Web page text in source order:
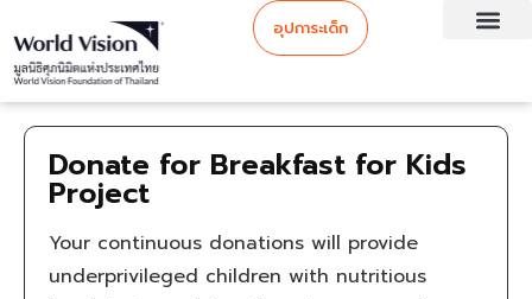
อุปการะเด็ก
Donate for Breakfast for Kids
Project
Your continuous donations will provide
underprivileged children with nutritious